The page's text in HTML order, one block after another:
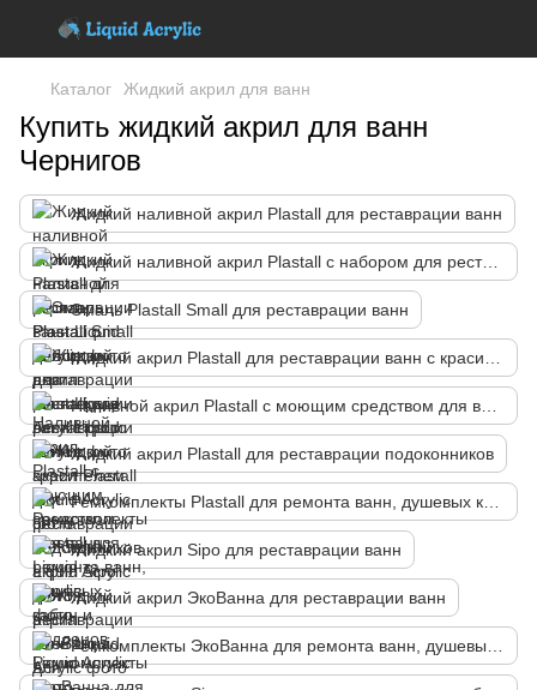
Каталог Жидкий акрил для ванн
Купить жидкий акрил для ванн
Чернигов
Жидкий наливной акрил Plastall для реставрации ванн
Жидкий наливной акрил Plastall с набором для реставрации ванн
Эмаль Plastall Small для реставрации ванн
Жидкий акрил Plastall для реставрации подоконников
Жидкий акрил Sipo для реставрации ванн
Жидкий акрил ЭкоВанна для реставрации ванн